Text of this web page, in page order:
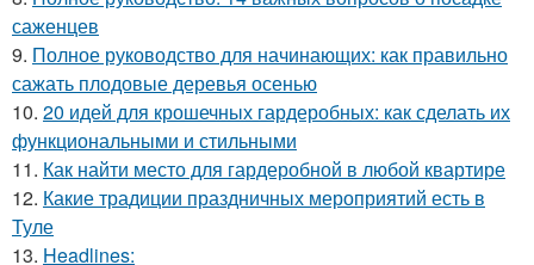
саженцев
9. Полное руководство для начинающих: как правильно
сажать плодовые деревья осенью
10. 20 идей для крошечных гардеробных: как сделать их
функциональными и стильными
11. Как найти место для гардеробной в любой квартире
12. Какие традиции праздничных мероприятий есть в
Туле
13. Headlines: